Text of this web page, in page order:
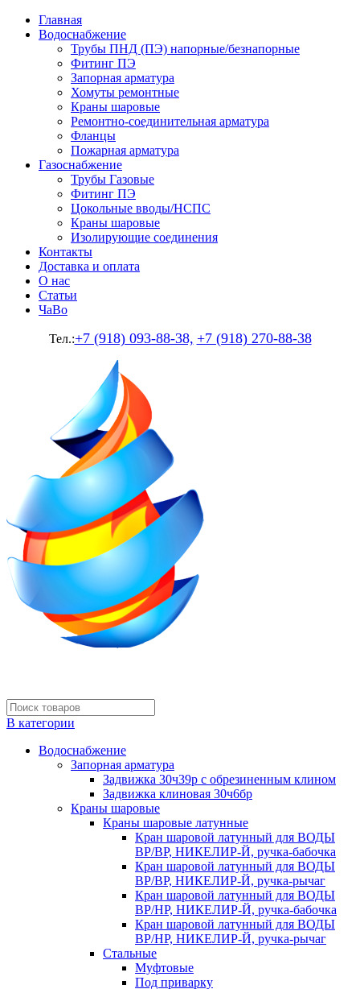
Главная
Водоснабжение
Трубы ПНД (ПЭ) напорные/безнапорные
Фитинг ПЭ
Запорная арматура
Хомуты ремонтные
Краны шаровые
Ремонтно-соединительная арматура
Фланцы
Пожарная арматура
Газоснабжение
Трубы Газовые
Фитинг ПЭ
Цокольные вводы/НСПС
Краны шаровые
Изолирующие соединения
Контакты
Доставка и оплата
О нас
Статьи
ЧаВо
Тел.:+7 (918) 093-88-38, +7 (918) 270-88-38
В категории
Водоснабжение
Запорная арматура
Задвижка 30ч39р с обрезиненным клином
Задвижка клиновая 30ч6бр
Краны шаровые
Краны шаровые латунные
Кран шаровой латунный для ВОДЫ
ВР/ВР, НИКЕЛИР-Й, ручка-бабочка
Кран шаровой латунный для ВОДЫ
ВР/ВР, НИКЕЛИР-Й, ручка-рычаг
Кран шаровой латунный для ВОДЫ
ВР/НР, НИКЕЛИР-Й, ручка-бабочка
Кран шаровой латунный для ВОДЫ
ВР/НР, НИКЕЛИР-Й, ручка-рычаг
Стальные
Муфтовые
Под приварку